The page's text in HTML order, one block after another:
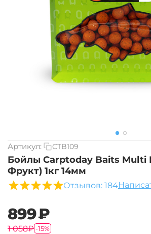
Артикул: CTB109
Бойлы Carptoday Baits Multi
Фрукт) 1кг 14мм
Отзывов: 184
‍899‍₽
‍1 058‍₽-15%